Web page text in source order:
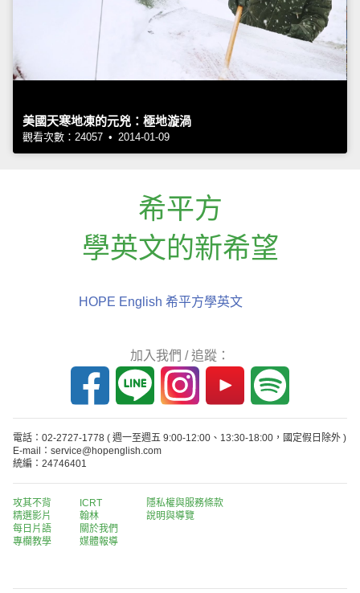
美國天寒地凍的元兇：極地漩渦
觀看次數：24057 • 2014-01-09
希平方
學英文的新希望
HOPE English 希平方學英文
加入我們 / 追蹤：
電話：02-2727-1778 ( 週一至週五 9:00-12:00、13:30-18:00，國定假日除外 )
E-mail：service@hopenglish.com
統編：24746401
攻其不背
精選影片
每日片語
專欄教學
ICRT
翰林
關於我們
媒體報導
隱私權與服務條款
說明與導覽